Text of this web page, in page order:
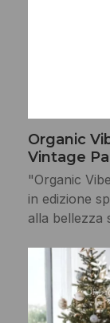
Organic
Vintage
"Organic
in edizione
alla bellezza